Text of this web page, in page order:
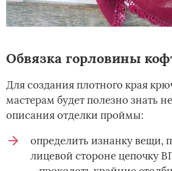
Обвязка горловины
Для создания плотного края
мастерам будет полезно знать
описания отделки проймы:
определить изнанку вещи,
лицевой стороне цепочку